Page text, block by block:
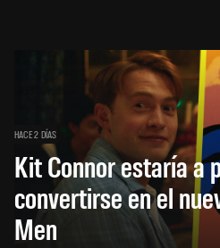
HACE 2 DÍAS
Kit Connor estaría a
convertirse en el
Men